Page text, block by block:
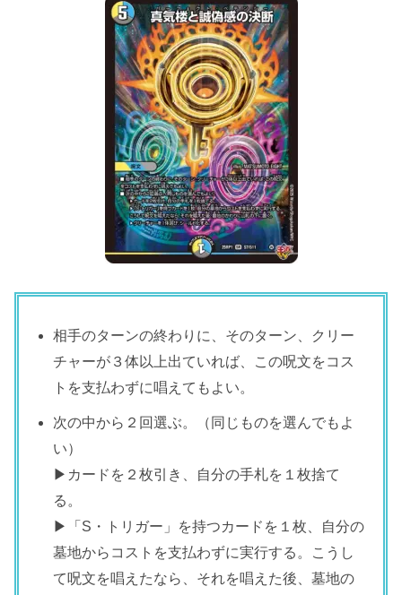
相手のターンの終わりに、そのターン、クリー
チャーが３体以上出ていれば、この呪文をコス
トを支払わずに唱えてもよい。
次の中から２回選ぶ。（同じものを選んでもよ
い）
▶カードを２枚引き、自分の手札を１枚捨て
る。
▶「S・トリガー」を持つカードを１枚、自分の
墓地からコストを支払わずに実行する。こうし
て呪文を唱えたなら、それを唱えた後、墓地の